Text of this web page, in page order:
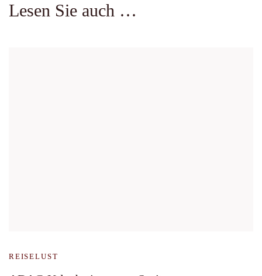
Lesen Sie auch …
REISELUST